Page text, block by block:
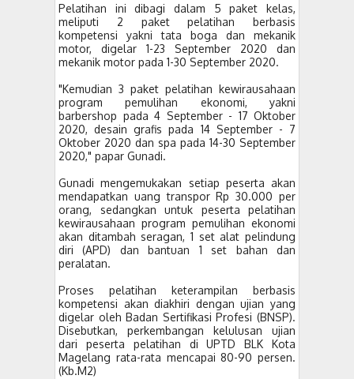
Pelatihan ini dibagi dalam 5 paket kelas,
meliputi 2 paket pelatihan berbasis
kompetensi yakni tata boga dan mekanik
motor, digelar 1-23 September 2020 dan
mekanik motor pada 1-30 September 2020.
"Kemudian 3 paket pelatihan kewirausahaan
program pemulihan ekonomi, yakni
barbershop pada 4 September - 17 Oktober
2020, desain grafis pada 14 September - 7
Oktober 2020 dan spa pada 14-30 September
2020," papar Gunadi.
Gunadi mengemukakan setiap peserta akan
mendapatkan uang transpor Rp 30.000 per
orang, sedangkan untuk peserta pelatihan
kewirausahaan program pemulihan ekonomi
akan ditambah seragan, 1 set alat pelindung
diri (APD) dan bantuan 1 set bahan dan
peralatan.
Proses pelatihan keterampilan berbasis
kompetensi akan diakhiri dengan ujian yang
digelar oleh Badan Sertifikasi Profesi (BNSP).
Disebutkan, perkembangan kelulusan ujian
dari peserta pelatihan di UPTD BLK Kota
Magelang rata-rata mencapai 80-90 persen.
(Kb.M2)